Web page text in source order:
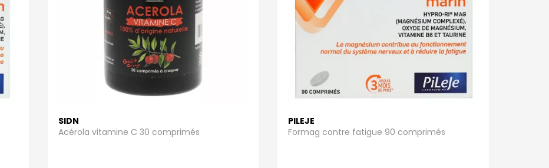
SIDN
Acérola vitamine C 30 comprimés
PILEJE
Formag contre fatigue 90 comprimés